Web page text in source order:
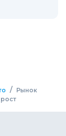
/
Рынок